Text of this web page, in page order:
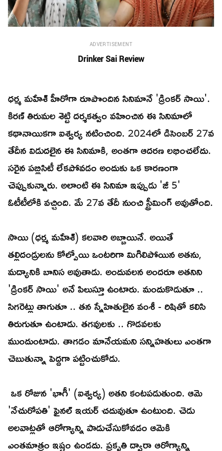
ADVERTISEMENT
Drinker Sai Review
ధర్మ మహేశ్ హీరోగా రూపొందిన సినిమానే 'డ్రింకర్ సాయి'.
కిరణ్ తిరుమల శెట్టి దర్శకత్వం వహించిన ఈ సినిమాలో
కథానాయికగా ఐశ్వర్య నటించింది. 2024లో డిసెంబర్ 27వ
తేదీన విడుదలైన ఈ సినిమాకి, అంతగా ఆదరణ లభించలేదు.
సరైన పబ్లిసిటీ లేకపోవడం అందుకు ఒక కారణంగా
చెప్పుకున్నారు. అలాంటి ఈ సినిమా ఇప్పుడు 'జీ 5'
ఓటీటీలోకి వచ్చింది. మే 27వ తేదీ నుంచి స్ట్రీమింగ్ అవుతోంది.
సాయి (ధర్మ మహేశ్) కలవారి అబ్బాయినే. అయితే
తల్లిదండ్రులను కోల్పోయి ఒంటరిగా మిగిలిపోయిన అతను,
మద్యానికి బానిస అవుతాడు. అందువలన అందరూ అతనిని
'డ్రింకర్ సాయి' అనే పిలుస్తూ ఉంటారు. మందుకొడుతూ ..
సిగరెట్లు తాగుతూ .. తన స్నేహితులైన వంశీ - రిషితో కలిసి
తిరుగుతూ ఉంటాడు. తగవులకు .. గొడవలకు
ముందుంటాడు. తాగడం మానేయమని సన్నిహతులు ఎంతగా
చెబుతున్నా పెద్దగా పట్టించుకోడు.
ఒక రోజున 'భాగీ' (ఐశ్వర్య) అతని కంటపడుతుంది. ఆమె
'నేచురోపతి' ఫైనల్ ఇయర్ చదువుతూ ఉంటుంది. చెడు
అలవాట్లతో ఆరోగ్యాన్ని పాడుచేసుకోవడం ఆమెకి
ఎంతమాత్రం ఇష్టం ఉండదు. ప్రకృతి ద్వారా ఆరోగ్యాన్ని